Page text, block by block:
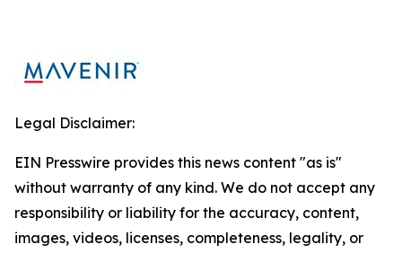
Legal Disclaimer:
EIN Presswire provides this news content "as is"
without warranty of any kind. We do not accept any
responsibility or liability for the accuracy, content,
images, videos, licenses, completeness, legality, or